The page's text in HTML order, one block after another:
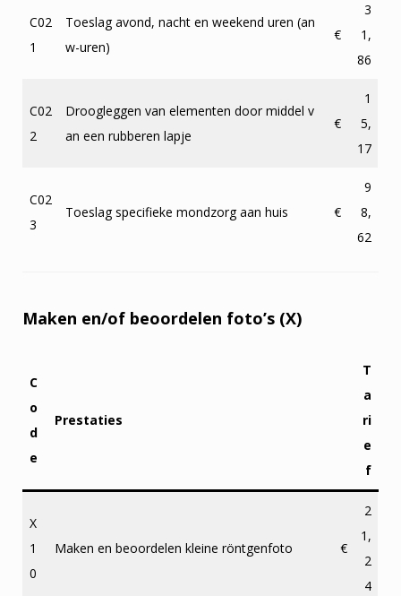
C02
1
Toeslag avond, nacht en weekend uren (an
w-uren)
€
3
1,
86
C02
2
Droogleggen van elementen door middel v
an een rubberen lapje
€
1
5,
17
C02
3
Toeslag specifieke mondzorg aan huis €
9
8,
62
Maken en/of beoordelen foto’s (X)
C
o
d
e
Prestaties
T
a
ri
e
f
X
1
0
Maken en beoordelen kleine röntgenfoto €
2
1,
2
4